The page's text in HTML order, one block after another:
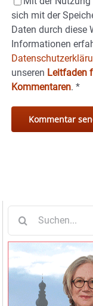
sich mit der
Daten durch diese
Informationen
unseren Leitfaden
Kommentaren. *
nach: